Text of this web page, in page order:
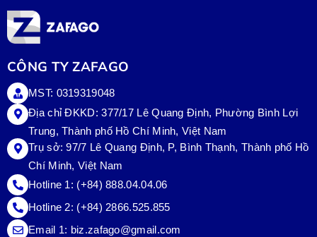
CÔNG TY ZAFAGO
MST: 0319319048
Địa chỉ ĐKKD: 377/17 Lê Quang Định, Phường Bình Lợi
Trung, Thành phố Hồ Chí Minh, Việt Nam
Trụ sở:97/7 Lê Quang Định, P, Bình Thạnh, Thành phố Hồ
Chí Minh, Việt Nam
Hotline 1: (+84) 888.04.04.06
Hotline 2: (+84) 2866.525.855
Email 1: biz.zafago@gmail.com